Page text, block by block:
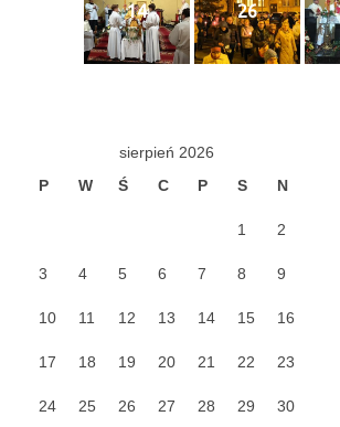
Galerie 2025
26.06.2025
Galerie 2024
Niedziela Palmowa 24.03.2024
Wigilia Paschalna 30.03.2024
Odpust 2024
Galerie 2023
Bierzmowanie 27.11.2023
14 26
sierpień 2026
P
W Ś C P S N
1 2
3 4 5 6 7 8 9
10 11 12 13 14 15 16
17 18 19 20 21 22 23
24 25 26 27 28 29 30